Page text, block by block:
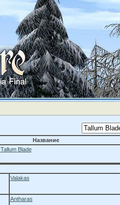
Название
Tallum Blade
Valakas
Antharas